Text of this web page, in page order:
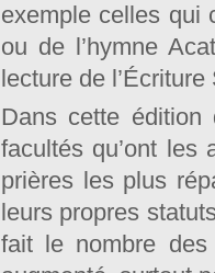
exemple celles qui
ou de l’hymne
lecture de
Dans cette édition
facultés qu’ont les
prières les plus
leurs propres
fait le nombre des